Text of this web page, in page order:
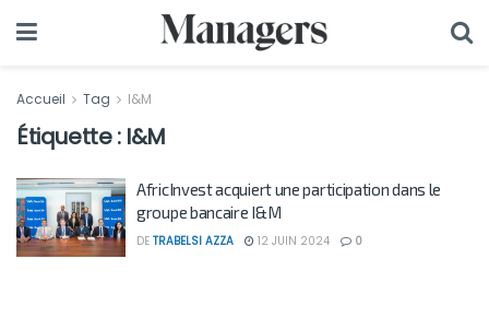
Accueil Tag I&M
Étiquette : I&M
AfricInvest acquiert une participation dans le
groupe bancaire I&M
DE TRABELSI AZZA 12 JUIN 2024 0